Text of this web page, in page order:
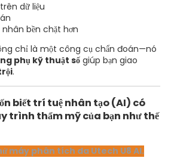
dữ liệu
nhân bền chặt hơn
chỉ là một công cụ chẩn đoán—nó
phụ kỹ thuật sốgiúp bạn giao
.
biết trí tuệ nhân tạo (AI) có
trình thẩm mỹ của bạn như thế
máy phân tích da Utech U8 AI.